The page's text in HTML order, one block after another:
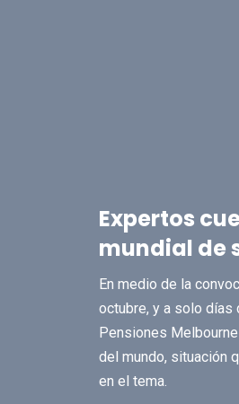
Expertos
mundial de
En medio de la
octubre, y a solo días
Pensiones
del mundo, situación
en el tema.